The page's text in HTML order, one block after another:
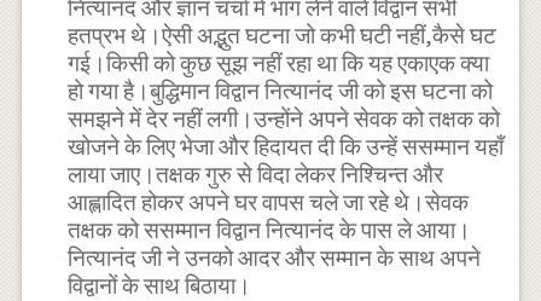
नित्यानंद और ज्ञान चर्चा में भाग लेने वाले विद्वान सभी
हतप्रभ थे।ऐसी अद्भुत घटना जो कभी घटी नहीं,कैसे घट
गई।किसी को कुछ सूझ नहीं रहा था कि यह एकाएक क्या
हो गया है।बुद्धिमान विद्वान नित्यानंद जी को इस घटना को
समझने में देर नहीं लगी।उन्होंने अपने सेवक को तक्षक को
खोजने के लिए भेजा और हिदायत दी कि उन्हें ससम्मान यहाँ
लाया जाए।तक्षक गुरु से विदा लेकर निश्चिन्त और
आह्लादित होकर अपने घर वापस चले जा रहे थे।सेवक
तक्षक को ससम्मान विद्वान नित्यानंद के पास ले आया।
नित्यानंद जी ने उनको आदर और सम्मान के साथ अपने
विद्वानों के साथ बिठाया।